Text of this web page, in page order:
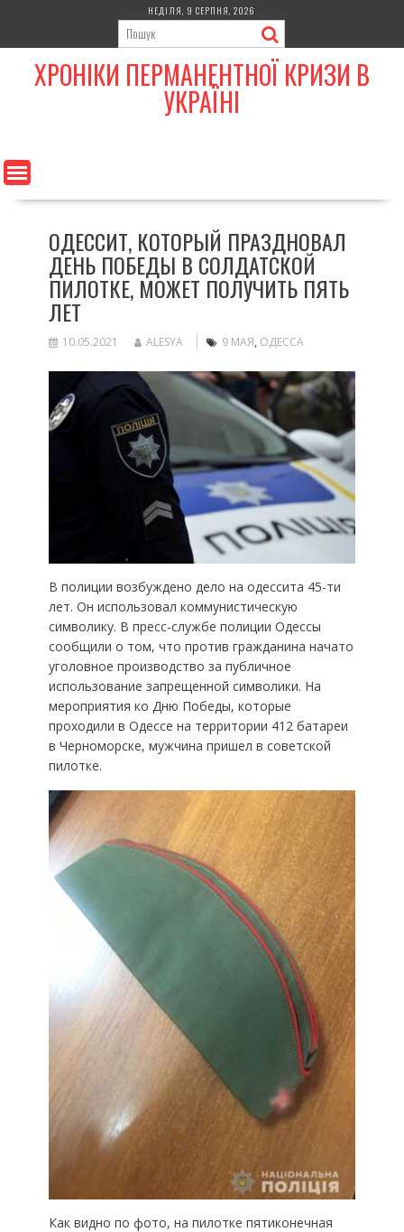
content
НЕДІЛЯ, 9 СЕРПНЯ, 2026
ХРОНІКИ ПЕРМАНЕНТНОЇ КРИЗИ В
УКРАЇНІ
ОДЕССИТ, КОТОРЫЙ ПРАЗДНОВАЛ
ДЕНЬ ПОБЕДЫ В СОЛДАТСКОЙ
ПИЛОТКЕ, МОЖЕТ ПОЛУЧИТЬ ПЯТЬ
ЛЕТ
10.05.2021 ALESYA 9 МАЯ, ОДЕССА
В полиции возбуждено дело на одессита 45-ти
лет. Он использовал коммунистическую
символику. В пресс-службе полиции Одессы
сообщили о том, что против гражданина начато
уголовное производство за публичное
использование запрещенной символики. На
мероприятия ко Дню Победы, которые
проходили в Одессе на территории 412 батареи
в Черноморске, мужчина пришел в советской
пилотке.
Как видно по фото, на пилотке пятиконечная